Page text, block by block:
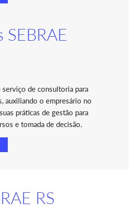
SEBRAE
serviço de consultoria para
auxiliando o empresário no
práticas de gestão para
e tomada de decisão.
RS